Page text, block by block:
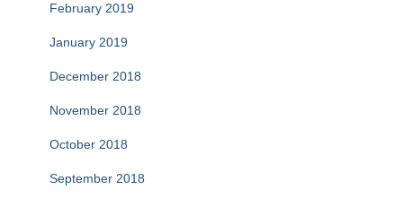
February 2019
January 2019
December 2018
November 2018
October 2018
September 2018